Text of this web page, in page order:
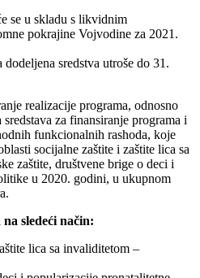
se u skladu s likvidnim
pokrajine Vojvodine za 2021.
sredstva utroše do 31.
realizacije programa, odnosno
za finansiranje programa i
funkcionalnih rashoda, koje
socijalne zaštite i zaštite lica sa
zaštite, društvene brige o deci i
u 2020. godini, u ukupnom
sledeći način:
lica sa invaliditetom –